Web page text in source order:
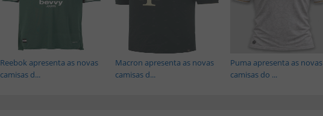
Puma apresenta as novas
camisas do ...
Macron apresenta as novas
camisas d...
Reebok apresenta as novas
camisas d...